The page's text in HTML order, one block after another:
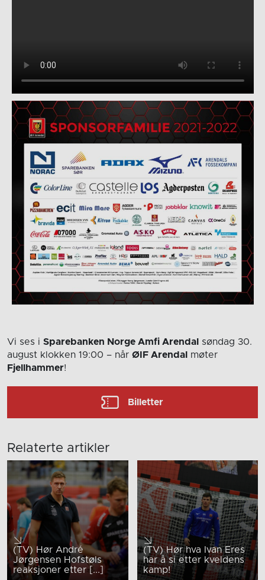
Vi ses i Sparebanken Norge Amfi Arendal
søndag 30.
august klokken 19:00 – når ØIF Arendal
møter
Fjellhammer!
Billetter
Relaterte artikler
(TV) Hør André
Jørgensen Hofstøls
reaksjoner etter [...]
(TV) Hør hva Ivan Eres
har å si etter kveldens
kamp!